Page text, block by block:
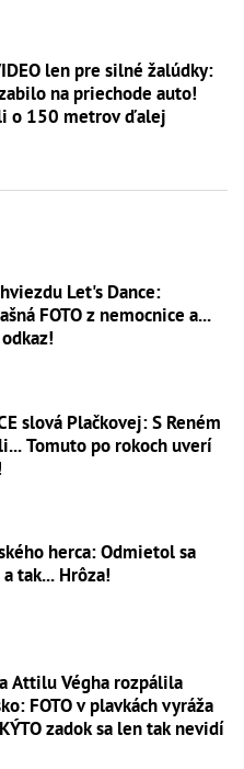
len pre silné žalúdky:
na priechode auto!
o 150 metrov ďalej
Let's Dance:
FOTO z nemocnice a...
slová Plačkovej: S Reném
Tomuto po rokoch uverí
herca: Odmietol sa
tak... Hrôza!
Attilu Végha rozpálila
FOTO v plavkách vyráža
zadok sa len tak nevidí